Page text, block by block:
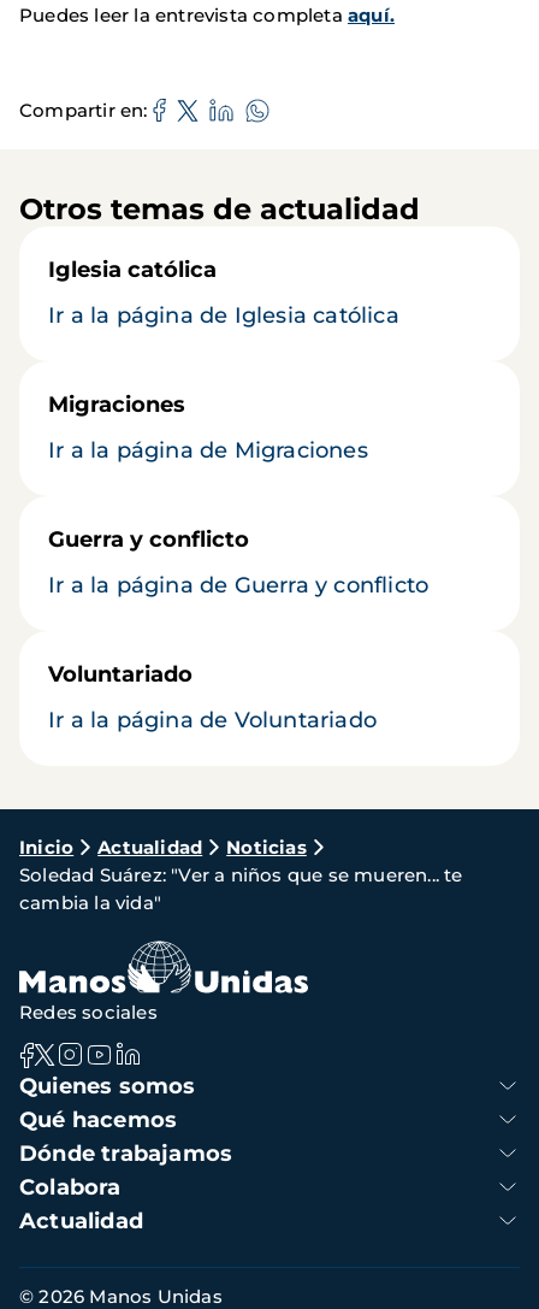
Puedes leer la entrevista completa aquí.
Compartir en
Otros temas de actualidad
Iglesia católica
Ir a la página de Iglesia católica
Migraciones
Ir a la página de Migraciones
Guerra y conflicto
Ir a la página de Guerra y conflicto
Voluntariado
Ir a la página de Voluntariado
Ruta
de
navegación
Inicio Actualidad
Noticias
Soledad Suárez: "Ver a niños que se mueren... te
cambia la vida"
Navegación
principal
Quienes somos
Qué hacemos
Dónde trabajamos
Colabora
Actualidad
Redes sociales
Información
© 2026 Manos Unidas